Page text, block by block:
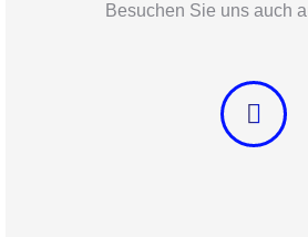
Besuchen Sie uns auch